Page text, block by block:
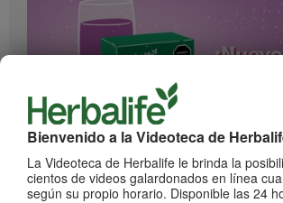
Bienvenido a la Videoteca de
La Videoteca de Herbalife le brinda la
cientos de videos galardonados en línea
según su propio horario. Disponible las 24
¡Impulsa cada momento! Nuevo Liftoff sabor
Conoce el nuevo sabor mora de esta bebida efervescente